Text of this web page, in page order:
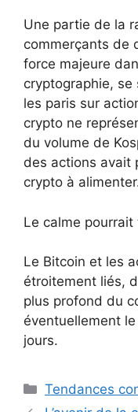
Une partie de la
commerçants de
force majeure
cryptographie,
les paris sur
crypto ne
du volume de
des actions avait
crypto à
Le calme
Le Bitcoin et les
étroitement liés,
plus profond du
éventuellement
jours.
Catégories
Tendances